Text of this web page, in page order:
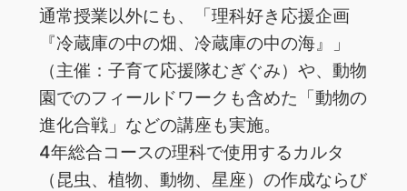
通常授業以外にも、「理科好き応援企画
『冷蔵庫の中の畑、冷蔵庫の中の海』」
（主催：子育て応援隊むぎぐみ）や、動物
園でのフィールドワークも含めた「動物の
進化合戦」などの講座も実施。
4年総合コースの理科で使用するカルタ
（昆虫、植物、動物、星座）の作成ならび